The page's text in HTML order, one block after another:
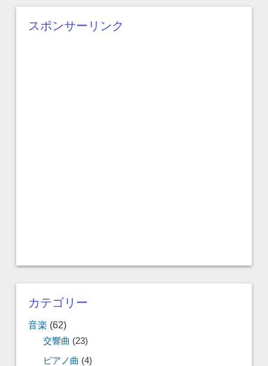
カ
イ
スポンサーリンク
カテゴリー
音楽 (62)
交響曲 (23)
ピアノ曲 (4)